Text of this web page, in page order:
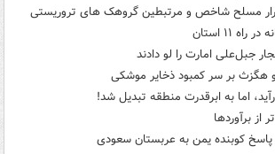
۱۱ استان
جبل‌علی امارت را لو دادند
هگزث بر سر کمبود ذخایر موشکی
درآید، اما به ابرقدرت منطقه تبدیل شد!
از برآوردها
کوبنده یمن به عربستان سعودی